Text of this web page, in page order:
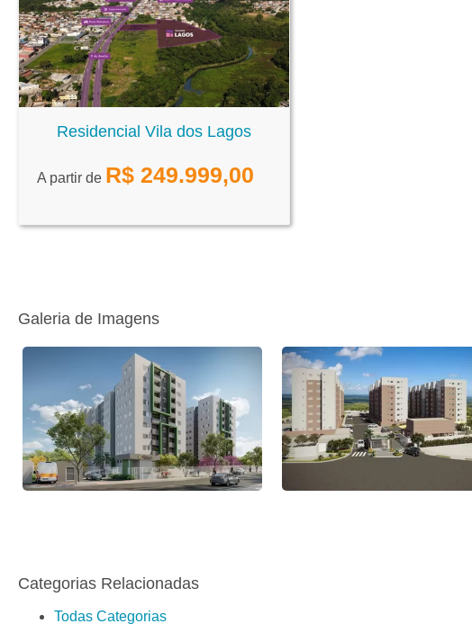
Residencial Vila dos Lagos
A partir de R$ 249.999,00
Galeria de Imagens
Categorias Relacionadas
Todas Categorias